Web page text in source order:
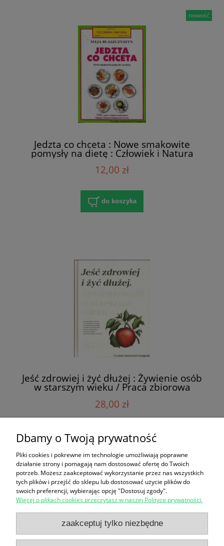
Jedzta co chceta : Nowe smakowite
pomysły na dietę : Człowiek i Natura
2(5)/93 / Maja Błaszczyszyn
12,00 zł
do koszyka
nowość
Jeść zdrowiej i żyć dłużej : Żywienie osób
w starszym wieku / Praca zbiorowa
28,00 zł
do koszyka
« 1 2
Zakupy
Pomoc
Dbamy o Twoją prywatność
Pliki cookies i pokrewne im technologie umożliwiają poprawne
działanie strony i pomagają nam dostosować ofertę do Twoich
potrzeb. Możesz zaakceptować wykorzystanie przez nas wszystkich
tych plików i przejść do sklepu lub dostosować użycie plików do
swoich preferencji, wybierając opcję "Dostosuj zgody".
Więcej o plikach cookies przeczytasz w naszej Polityce prywatności.
zaakceptuj tylko niezbędne